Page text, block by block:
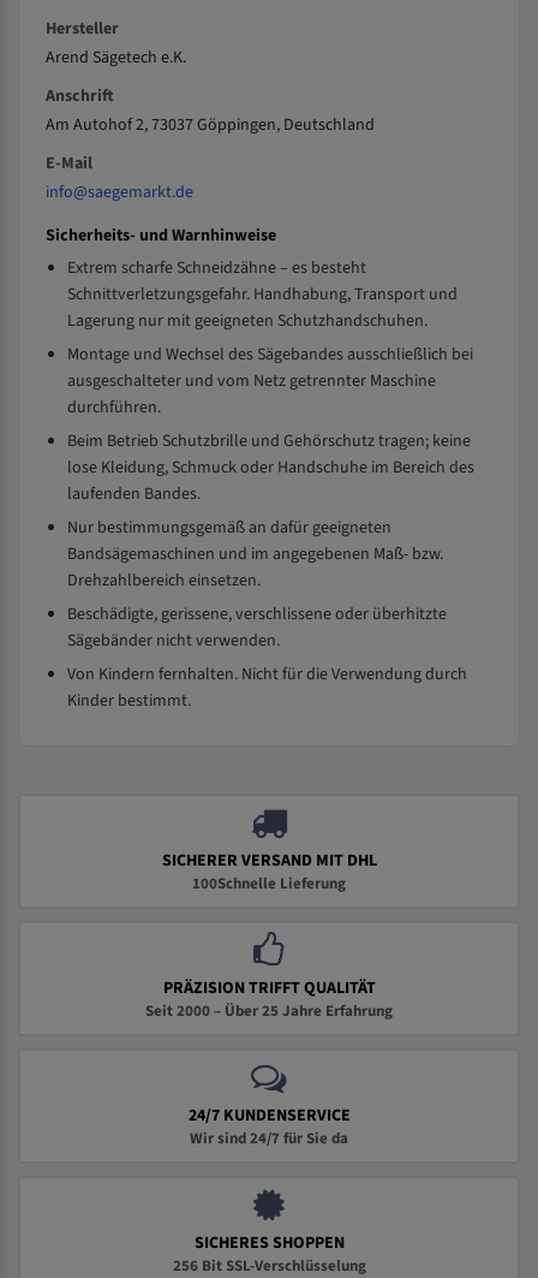
Hersteller
Arend Sägetech e.K.
Anschrift
Am Autohof 2, 73037 Göppingen, Deutschland
E-Mail
info@saegemarkt.de
Sicherheits- und Warnhinweise
Extrem scharfe Schneidzähne – es besteht
Schnittverletzungsgefahr. Handhabung, Transport und
Lagerung nur mit geeigneten Schutzhandschuhen.
Montage und Wechsel des Sägebandes ausschließlich bei
ausgeschalteter und vom Netz getrennter Maschine
durchführen.
Beim Betrieb Schutzbrille und Gehörschutz tragen; keine
lose Kleidung, Schmuck oder Handschuhe im Bereich des
laufenden Bandes.
Nur bestimmungsgemäß an dafür geeigneten
Bandsägemaschinen und im angegebenen Maß- bzw.
Drehzahlbereich einsetzen.
Beschädigte, gerissene, verschlissene oder überhitzte
Sägebänder nicht verwenden.
Von Kindern fernhalten. Nicht für die Verwendung durch
Kinder bestimmt.
SICHERER VERSAND MIT DHL
100Schnelle Lieferung
PRÄZISION TRIFFT QUALITÄT
Seit 2000 – Über 25 Jahre Erfahrung
24/7 KUNDENSERVICE
Wir sind 24/7 für Sie da
SICHERES SHOPPEN
256 Bit SSL-Verschlüsselung